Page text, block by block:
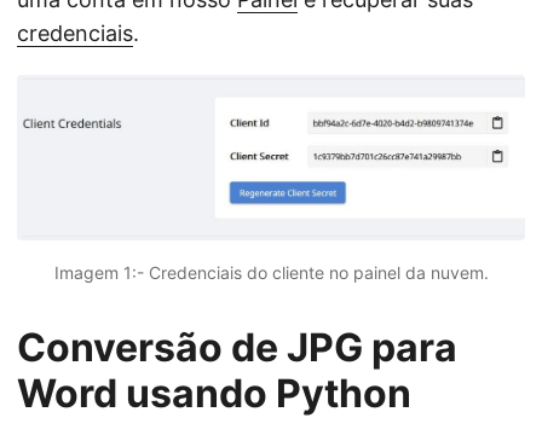
credenciais.
Imagem 1:- Credenciais do cliente no painel da nuvem.
Conversão de JPG para
Word usando Python